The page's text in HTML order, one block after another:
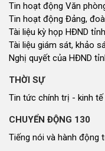
Tin hoạt động Văn
Tin hoạt động Đảng,
Tài liệu kỳ họp HĐND tỉnh
Tài liệu giám sát, khảo
Nghị quyết của HĐND
THỜI SỰ
Tin tức chính trị - kinh tế
CHUYỂN ĐỘNG 130
Tiếng nói và hành động